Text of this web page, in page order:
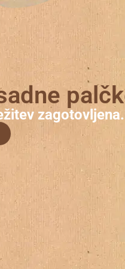
zagotovljena.